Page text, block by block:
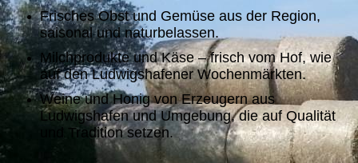
Frisches Obst und Gemüse aus der Region,
saisonal und naturbelassen.
Milchprodukte und Käse – frisch vom Hof, wie
auf den Ludwigshafener Wochenmärkten.
Weine und Honig von Erzeugern aus
Ludwigshafen und Umgebung, die auf Qualität
und Tradition setzen.